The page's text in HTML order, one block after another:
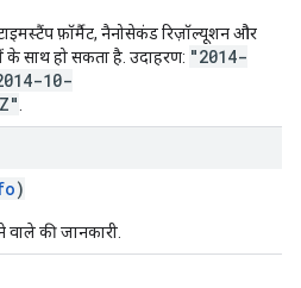
फ़ॉर्मैट, नैनोसेकंड रिज़ॉल्यूशन और
के साथ हो सकता है. उदाहरण: "2014-
10-
)
वाले की जानकारी.